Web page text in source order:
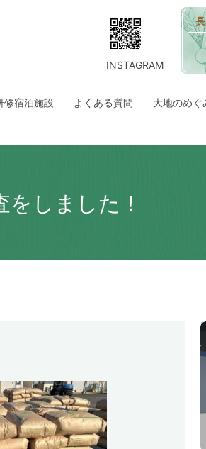
修宿泊施設 よくある質問 大地のめぐ
INSTAGRAM
しました！